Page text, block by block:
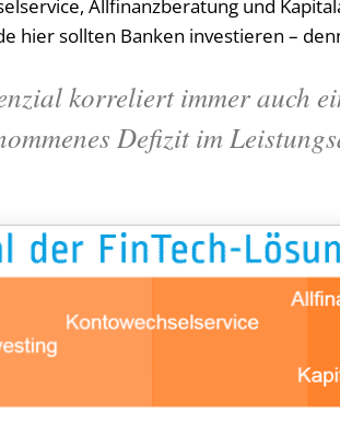
All­fi­nanz­be­ra­tung und
hier sollten Banken investieren –
korreliert immer auch
Defizit im